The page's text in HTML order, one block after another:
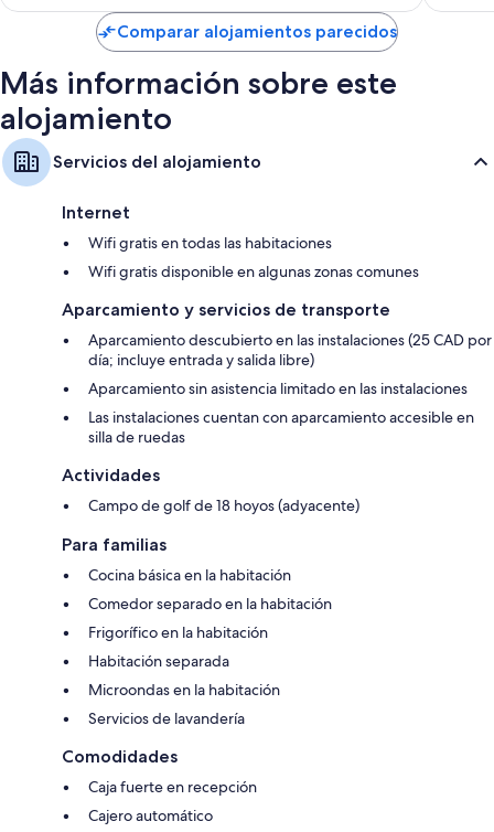
de
191 €
Comparar alojamientos parecidos
Más información sobre este
alojamiento
Servicios del alojamiento
Internet
Wifi gratis en todas las habitaciones
Wifi gratis disponible en algunas zonas comunes
Aparcamiento y servicios de transporte
Aparcamiento descubierto en las instalaciones (25 CAD por
día; incluye entrada y salida libre)
Aparcamiento sin asistencia limitado en las instalaciones
Las instalaciones cuentan con aparcamiento accesible en
silla de ruedas
Actividades
Campo de golf de 18 hoyos (adyacente)
Para familias
Cocina básica en la habitación
Comedor separado en la habitación
Frigorífico en la habitación
Habitación separada
Microondas en la habitación
Servicios de lavandería
Comodidades
Caja fuerte en recepción
Cajero automático